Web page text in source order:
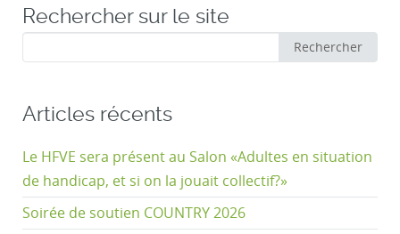
Rechercher sur le site
:
Rechercher
Articles récents
Le HFVE sera présent au Salon «Adultes en situation
de handicap, et si on la jouait collectif?»
Soirée de soutien COUNTRY 2026